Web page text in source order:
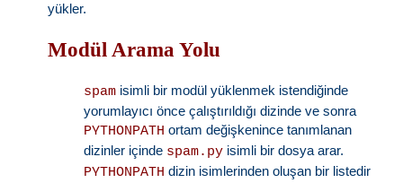
yükler.
Modül Arama Yolu
spam isimli bir modül yüklenmek istendiğinde
yorumlayıcı önce çalıştırıldığı dizinde ve sonra
PYTHONPATH ortam değişkenince tanımlanan
dizinler içinde spam.py isimli bir dosya arar.
PYTHONPATH dizin isimlerinden oluşan bir listedir